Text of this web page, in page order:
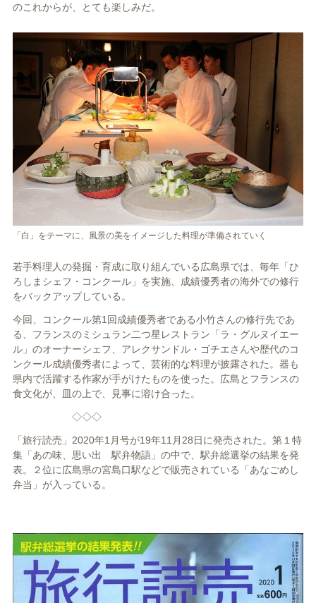
のこれからが、とても楽しみだ。
「白」をテーマに、風景の美をイメージした料理が準備されていく
若手料理人の発掘・育成に取り組んでいる広島県では、毎年「ひ
ろしまシェフ・コンクール」を実施、成績優秀者の海外での修行
をバックアップしている。
今回、コンクール第1回成績優秀者である小竹さんの修行先であ
る、フランスのミシュラン二つ星レストラン「ラ・グルヌイエー
ル」のオーナーシェフ、アレクサンドル・ゴチエさんや歴代のコ
ンクール成績優秀者によって、芸術的な料理が披露された。器も
県内で活躍する作家が手がけたものを使った。広島とフランスの
食文化が、皿の上で、見事に溶け合った。
◇◇◇
「旅行読売」 2020年1月号が19年11月28日に発売された。第１特
集「あの味、思い出 駅弁物語」の中で、駅弁総選挙の結果を発
表。２位に広島県の宮島口駅などで販売されている「あなごめし
弁当」が入っている。